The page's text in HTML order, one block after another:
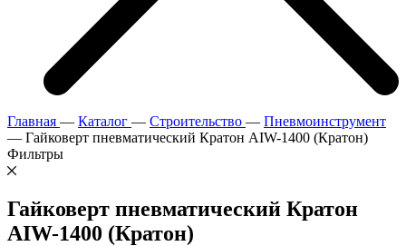
Главная — Каталог — Строительство — Пневмоинструмент
— Гайковерт пневматический Кратон AIW-1400 (Кратон)
Фильтры
Гайковерт пневматический Кратон
AIW-1400 (Кратон)